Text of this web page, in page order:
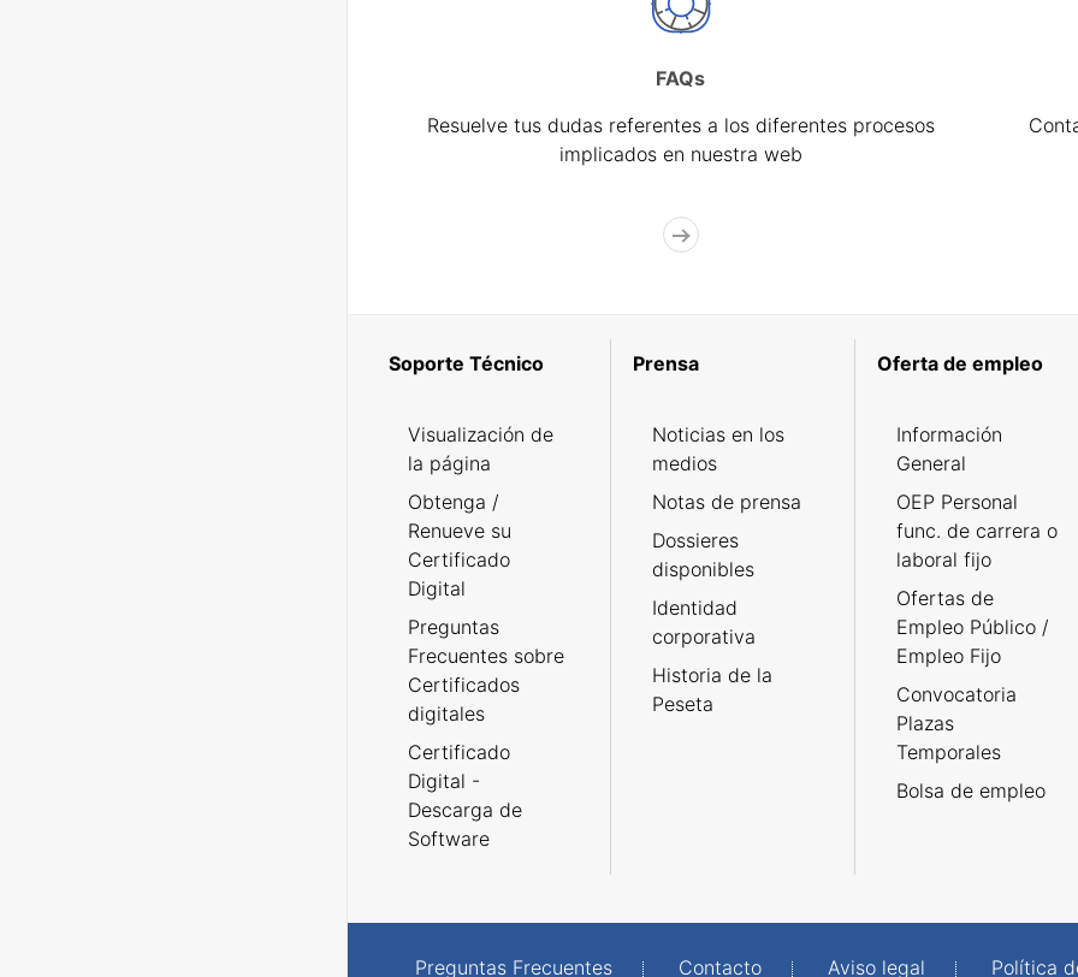
FAQs
Resuelve tus dudas referentes a los diferentes procesos
implicados en nuestra web
Soporte Técnico
Visualización de
la página
Obtenga /
Renueve su
Certificado
Digital
Preguntas
Frecuentes sobre
Certificados
digitales
Certificado
Digital -
Descarga de
Software
Prensa
Noticias en los
medios
Notas de prensa
Dossieres
disponibles
Identidad
corporativa
Historia de la
Peseta
Oferta de empleo
Información
General
OEP Personal
func. de carrera o
laboral fijo
Ofertas de
Empleo Público /
Empleo Fijo
Convocatoria
Plazas
Temporales
Bolsa de empleo
Preguntas Frecuentes Contacto Aviso legal Política